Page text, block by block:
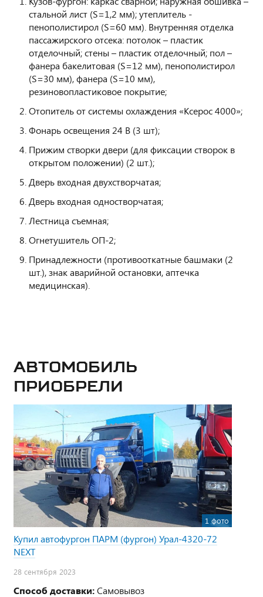
стальной лист (S=1,2 мм); утеплитель -
пенополистирол (S=60 мм). Внутренняя отделка
пассажирского отсека: потолок – пластик
отделочный; стены – пластик отделочный; пол –
фанера бакелитовая (S=12 мм), пенополистирол
(S=30 мм), фанера (S=10 мм),
резиновопластиковое покрытие;
Отопитель от системы охлаждения «Ксерос 4000»;
Фонарь освещения 24 В (3 шт);
Прижим створки двери (для фиксации створок в
открытом положении) (2 шт.);
Дверь входная двухстворчатая;
Дверь входная одностворчатая;
Лестница съемная;
Огнетушитель ОП-2;
Принадлежности (противооткатные башмаки (2
шт.), знак аварийной остановки, аптечка
медицинская).
Автомобиль
приобрели
1 фото
Купил автофургон ПАРМ (фургон) Урал-4320-72
NEXT
28 сентября 2023
Способ доставки:Самовывоз